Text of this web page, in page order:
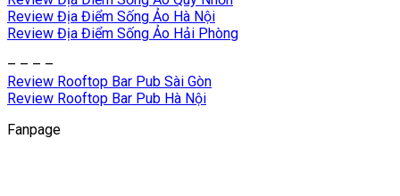
Review Địa Điểm Sống Ảo Hà Nội
Review Địa Điểm Sống Ảo Hải Phòng
– – – –
Review Rooftop Bar Pub Sài Gòn
Review Rooftop Bar Pub Hà Nội
Fanpage